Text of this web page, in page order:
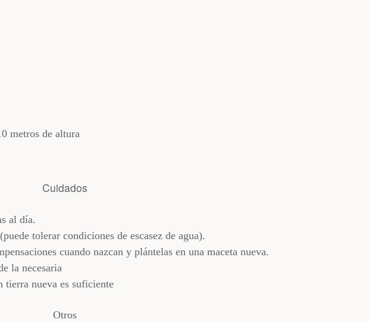
metros de altura
Cuidados
al día.
tolerar condiciones de escasez de agua).
cuando nazcan y plántelas en una maceta nueva.
la necesaria
tierra nueva es suficiente
Otros